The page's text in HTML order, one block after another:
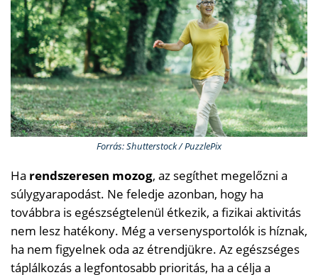
Forrás: Shutterstock / PuzzlePix
Ha rendszeresen mozog, az segíthet megelőzni a
súlygyarapodást. Ne feledje azonban, hogy ha
továbbra is egészségtelenül étkezik, a fizikai aktivitás
nem lesz hatékony. Még a versenysportolók is híznak,
ha nem figyelnek oda az étrendjükre. Az egészséges
táplálkozás a legfontosabb prioritás, ha a célja a